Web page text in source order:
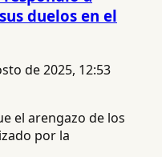
duelos en el
de 2025, 12:53